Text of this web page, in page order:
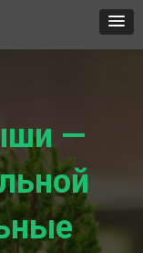
—